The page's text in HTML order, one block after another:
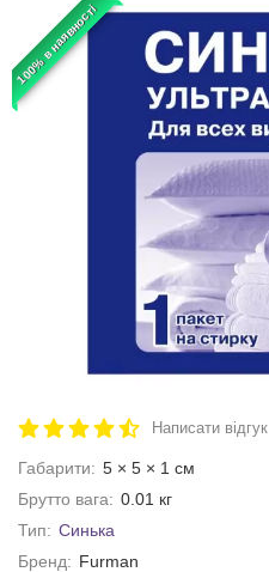
100% в наявності
Написати відгук
Габарити: 5 × 5 × 1 см
Брутто вага: 0.01 кг
Тип: Синька
Бренд: Furman